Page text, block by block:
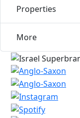
Properties
More